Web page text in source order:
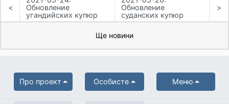
<
Обновление
угандийских купюр
Обновление
суданских купюр
>
Ще новини
Про проект Особисте Меню